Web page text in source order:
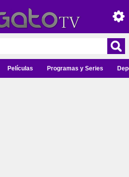
Películas Programas y Series